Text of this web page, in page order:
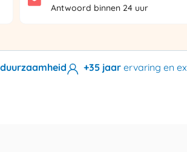
Antwoord binnen 24 uur
+35 jaar ervaring en